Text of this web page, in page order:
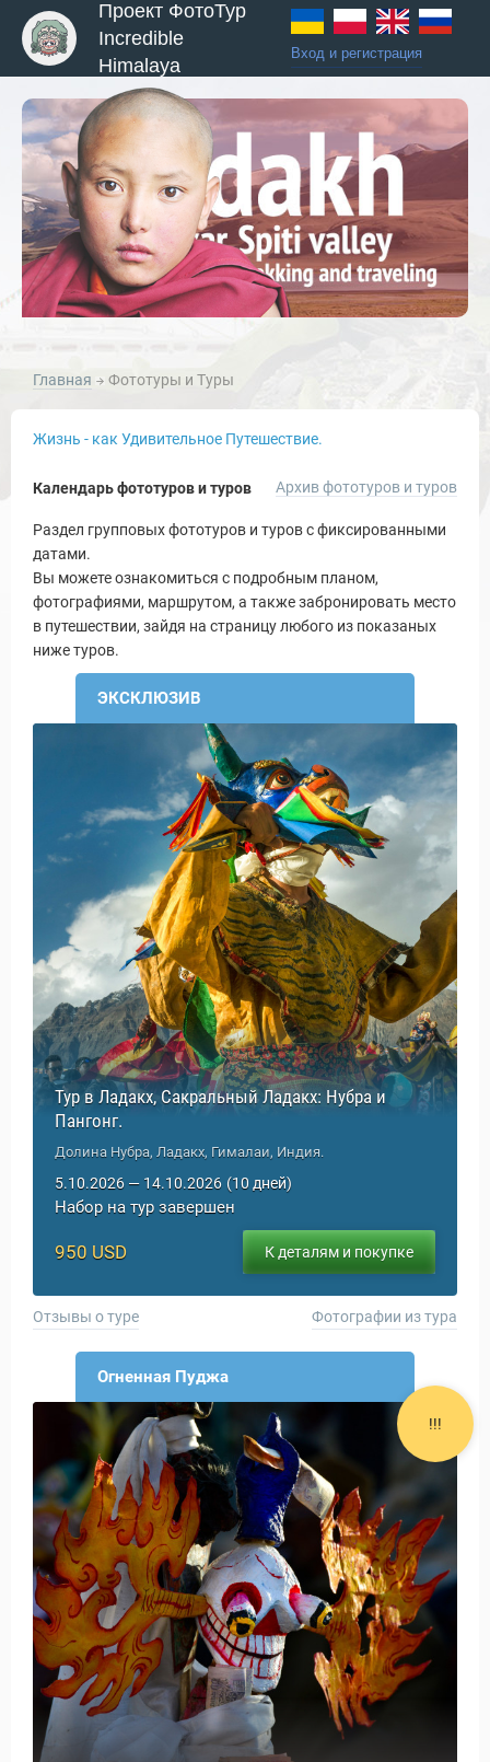
Новости и Отчеты
Проект ФотоТур
Incredible
Himalaya
Вход и регистрация
Главная Фототуры и Туры
Жизнь - как Удивительное Путешествие.
Календарь фототуров и туров Архив фототуров и туров
Раздел групповых фототуров и туров с фиксированными
датами.
Вы можете ознакомиться с подробным планом,
фотографиями, маршрутом, а также забронировать место
в путешествии, зайдя на страницу любого из показаных
ниже туров.
ЭКСКЛЮЗИВ
Тур в Ладакх, Сакральный Ладакх: Нубра и
Пангонг.
Долина Нубра, Ладакх, Гималаи, Индия.
5.10.2026 — 14.10.2026 (10 дней)
Набор на тур завершен
950 USD К деталям и покупке
Отзывы о туре Фотографии из тура
Огненная Пуджа
!!!